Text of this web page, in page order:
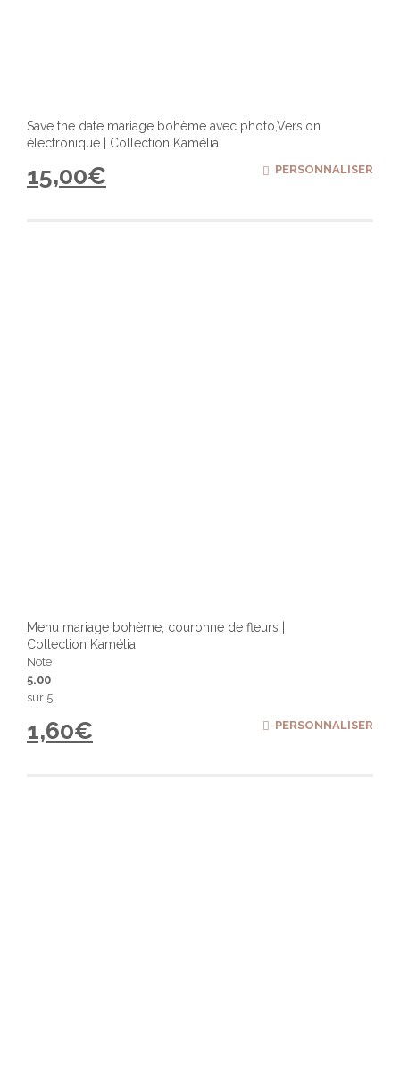
Save the date mariage bohème avec photo,Version
électronique | Collection Kamélia
15,00€ PERSONNALISER
Menu mariage bohème, couronne de fleurs |
Collection Kamélia
Note
5.00
sur 5
1,60€ PERSONNALISER